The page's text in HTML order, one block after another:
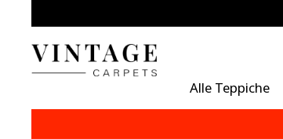
Alle Teppiche